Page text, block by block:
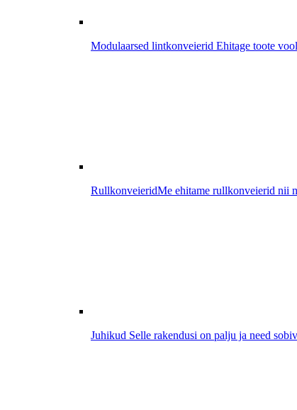
Modulaarsed lintkonveierid Ehitage toote
RullkonveieridMe ehitame rullkonveierid nii
Juhikud Selle rakendusi on palju ja need